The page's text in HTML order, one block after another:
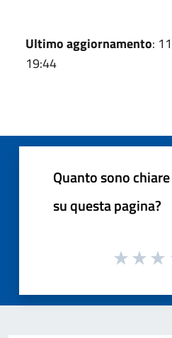
Ultimo aggiornamento:
19:44
Quanto sono
su questa pagina?